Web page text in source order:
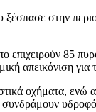
ξέσπασε στην
επιχειρούν 85
απεικόνιση
οχήματα, ενώ